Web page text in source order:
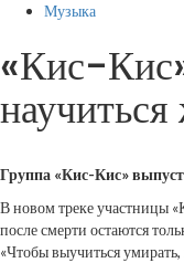
Музыка
«Кис-
Группа «Кис-Кис»
В новом треке участницы
после смерти остаются
«Чтобы выучиться